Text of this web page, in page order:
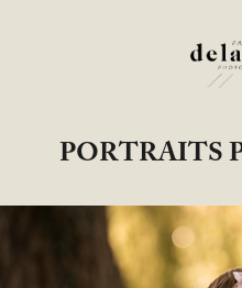
PORTRAITS